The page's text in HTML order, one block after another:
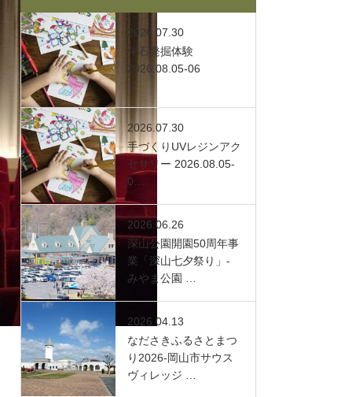
2026.07.30
化石発掘体験
2026.08.05-06
2026.07.30
手づくりUVレジンアク
セサリー 2026.08.05-
0…
2026.06.26
深山公園開園50周年事
業「深山七夕祭り」-
みやま公園 …
2026.04.13
なださきふるさとまつ
り2026-岡山市サウス
ヴィレッジ …